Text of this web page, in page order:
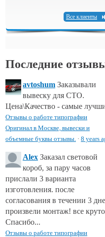
Все клиенты
Последние
avtoshum Заказывали
вывеску для СТО.
Цена\Качество - самые
Отзывы о работе типографии
Оригинал в Москве, вывески и
объемные буквы отзывы. · 8 years
Alex Заказал световой
короб, за пару часов
прислали 3 варианта
изготовления. после
согласования в течении 3
произвели монтаж! все
Спасибо...
Отзывы о работе типографии